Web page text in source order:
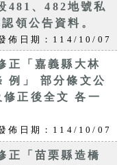
481、482地號私
領公告資料。
佈日期：114/10/07
正「嘉義縣大林
例」 部分條文公
正後全文 各一
佈日期：114/10/07
正「苗栗縣造橋